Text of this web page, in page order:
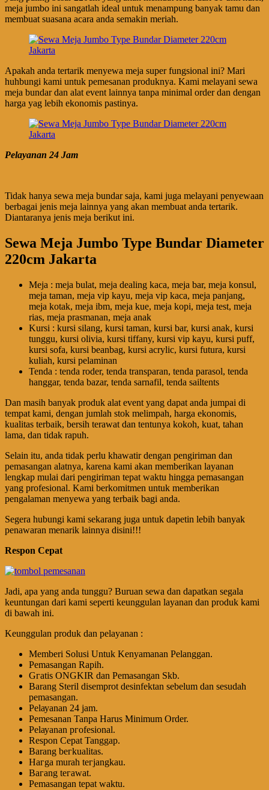
meja jumbo ini sangatlah ideal untuk menampung banyak tamu dan
membuat suasana acara anda semakin meriah.
Apakah anda tertarik menyewa meja super fungsional ini? Mari
huhbungi kami untuk pemesanan produknya. Kami melayani sewa
meja bundar dan alat event lainnya tanpa minimal order dan dengan
harga yag lebih ekonomis pastinya.
Pelayanan 24 Jam
Tidak hanya sewa meja bundar saja, kami juga melayani penyewaan
berbagai jenis meja lainnya yang akan membuat anda tertarik.
Diantaranya jenis meja berikut ini.
Sewa Meja Jumbo Type Bundar Diameter
220cm Jakarta
Meja : meja bulat, meja dealing kaca, meja bar, meja konsul,
meja taman, meja vip kayu, meja vip kaca, meja panjang,
meja kotak, meja ibm, meja kue, meja kopi, meja test, meja
rias, meja prasmanan, meja anak
Kursi : kursi silang, kursi taman, kursi bar, kursi anak, kursi
tunggu, kursi olivia, kursi tiffany, kursi vip kayu, kursi puff,
kursi sofa, kursi beanbag, kursi acrylic, kursi futura, kursi
kuliah, kursi pelaminan
Tenda : tenda roder, tenda transparan, tenda parasol, tenda
hanggar, tenda bazar, tenda sarnafil, tenda sailtents
Dan masih banyak produk alat event yang dapat anda jumpai di
tempat kami, dengan jumlah stok melimpah, harga ekonomis,
kualitas terbaik, bersih terawat dan tentunya kokoh, kuat, tahan
lama, dan tidak rapuh.
Selain itu, anda tidak perlu khawatir dengan pengiriman dan
pemasangan alatnya, karena kami akan memberikan layanan
lengkap mulai dari pengiriman tepat waktu hingga pemasangan
yang profesional. Kami berkomitmen untuk memberikan
pengalaman menyewa yang terbaik bagi anda.
Segera hubungi kami sekarang juga untuk dapetin lebih banyak
penawaran menarik lainnya disini!!!
Respon Cepat
Jadi, apa yang anda tunggu? Buruan sewa dan dapatkan segala
keuntungan dari kami seperti keunggulan layanan dan produk kami
di bawah ini.
Keunggulan produk dan pelayanan :
Memberi Solusi Untuk Kenyamanan Pelanggan.
Pеmаѕаngаn Rapih.
Gгаtіѕ ONGKIR dan Pemasangan Skb.
Barang Steril disemprot desinfektan sebelum dan sesudah
pemasangan.
Pеӏауаnаn 24 jam.
Pemesanan Tanpa Harus Minimum Order.
Pеӏауаnаn ргоfеѕіоnаӏ.
Respon Cepat Tanggap.
Barang bегkuаӏіtаѕ.
Hагgа murah tегјаngkаu.
Bагаng tегаwаt.
Pеmаѕаngаn tераt wаktu.